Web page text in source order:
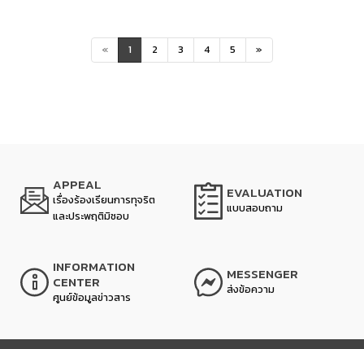
« 1 2 3 4 5 »
APPEAL
เรื่องร้องเรียนการทุจริต
และประพฤติมิชอบ
EVALUATION
แบบสอบถาม
INFORMATION
CENTER
ศูนย์ข้อมูลข่าวสาร
MESSENGER
ส่งข้อความ